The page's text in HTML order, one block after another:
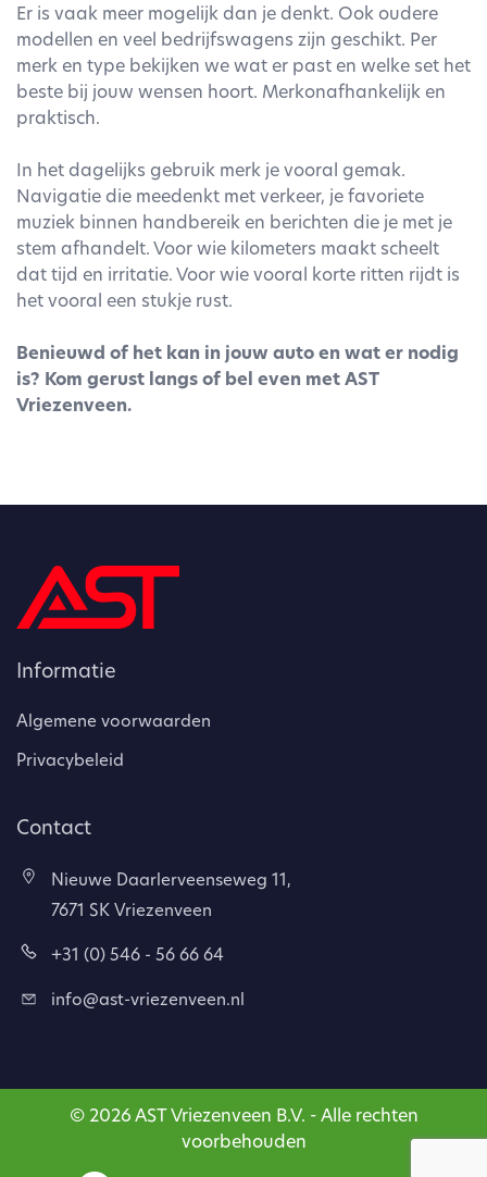
Er is vaak meer mogelijk dan je denkt. Ook oudere
modellen en veel bedrijfswagens zijn geschikt. Per
merk en type bekijken we wat er past en welke set het
beste bij jouw wensen hoort. Merkonafhankelijk en
praktisch.
In het dagelijks gebruik merk je vooral gemak.
Navigatie die meedenkt met verkeer, je favoriete
muziek binnen handbereik en berichten die je met je
stem afhandelt. Voor wie kilometers maakt scheelt
dat tijd en irritatie. Voor wie vooral korte ritten rijdt is
het vooral een stukje rust.
Benieuwd of het kan in jouw auto en wat er nodig
is? Kom gerust langs of bel even met AST
Vriezenveen.
Informatie
Algemene voorwaarden
Privacybeleid
Contact
Nieuwe Daarlerveenseweg 11,
7671 SK Vriezenveen
+31 (0) 546 - 56 66 64
info@ast-vriezenveen.nl
© 2026 AST Vriezenveen B.V. - Alle rechten
voorbehouden